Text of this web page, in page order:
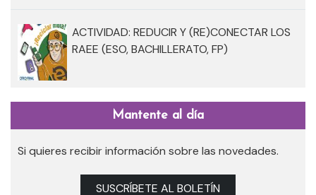
ACTIVIDAD: REDUCIR Y (RE)CONECTAR LOS
RAEE (ESO, BACHILLERATO, FP)
Mantente al día
Si quieres recibir información sobre las novedades.
SUSCRÍBETE AL BOLETÍN